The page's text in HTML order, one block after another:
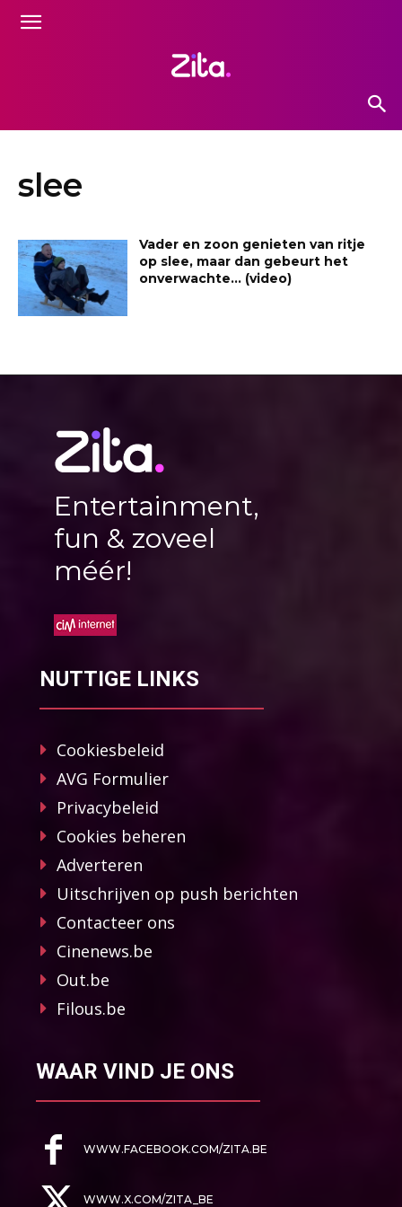
slee
Vader en zoon genieten van ritje
op slee, maar dan gebeurt het
onverwachte… (video)
Entertainment,
fun & zoveel
méér!
NUTTIGE LINKS
Cookiesbeleid
AVG Formulier
Privacybeleid
Cookies beheren
Adverteren
Uitschrijven op push berichten
Contacteer ons
Cinenews.be
Out.be
Filous.be
WAAR VIND JE ONS
WWW.FACEBOOK.COM/ZITA.BE
WWW.X.COM/ZITA_BE